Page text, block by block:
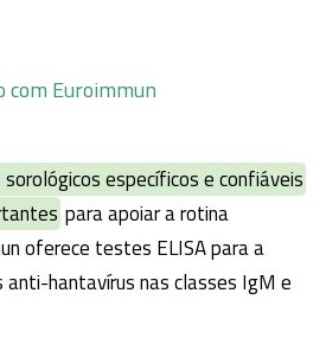
com Euroimmun
específicos e confiáveis
para apoiar a rotina
oferece testes ELISA para a
hantavírus nas classes IgM e